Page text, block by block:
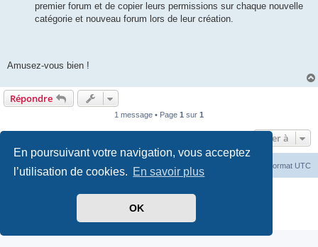
En poursuivant votre navigation, vous acceptez
l’utilisation de cookies. En savoir plus
OK
premier forum et de copier leurs permissions sur chaque nouvelle
catégorie et nouveau forum lors de leur création.
Amusez-vous bien !
Répondre
1 message • Page 1 sur 1
Aller à
Index du forum Heures au format UTC
Traduit par